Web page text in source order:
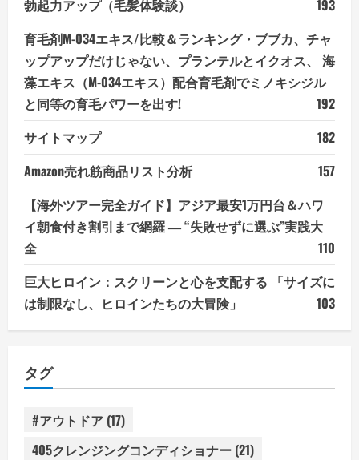
勃起力アップ（毛髪体験談）
193
育毛剤M-034エキス/比較＆ランキング・ブブカ、チャ
ップアップだけじゃない、プランテルとイクオス、 海
藻エキス（M-034エキス）配合育毛剤でミノキシジル
と同等の育毛パワーを出す!
192
サイトマップ
182
Amazon売れ筋商品リスト分析
157
【海外ツアー完全ガイド】アジア最安1万円台＆ハワ
イ朝食付き割引まで網羅 ― “失敗せずに選ぶ”実践大
全
110
巨大ヒロイン：スクリーンと心を支配する 「サイズに
は制限なし、ヒロインたちの大冒険」
103
タグ
#アウトドア (17)
405クレンジングコンディショナー (21)